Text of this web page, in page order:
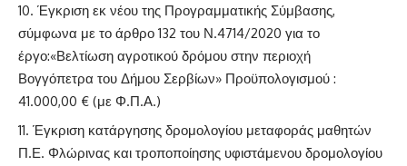
Έγκριση εκ νέου της Προγραμματικής Σύμβασης,
σύμφωνα με το άρθρο 132 του Ν.4714/2020 για το
έργο:«Βελτίωση αγροτικού δρόμου στην περιοχή
Βογγόπετρα του Δήμου Σερβίων» Προϋπολογισμού :
41.000,00 € (με Φ.Π.Α.)
Έγκριση κατάργησης δρομολογίου μεταφοράς μαθητών
Π.Ε. Φλώρινας και τροποποίησης υφιστάμενου δρομολογίου